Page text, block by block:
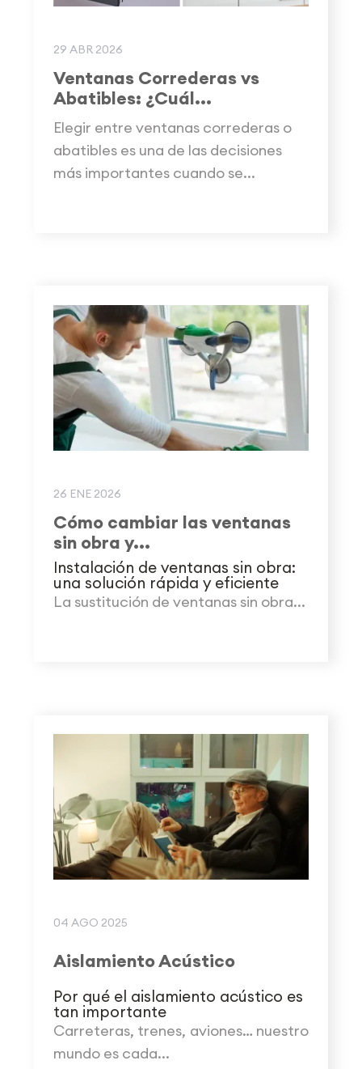
29 ABR 2026
Ventanas Correderas vs
Abatibles: ¿Cuál...
Elegir entre ventanas correderas o
abatibles es una de las decisiones
más importantes cuando se...
26 ENE 2026
Cómo cambiar las ventanas
sin obra y...
Instalación de ventanas sin obra:
una solución rápida y eficiente
La sustitución de ventanas sin obra...
04 AGO 2025
Aislamiento Acústico
Por qué el aislamiento acústico es
tan importante
Carreteras, trenes, aviones… nuestro
mundo es cada...